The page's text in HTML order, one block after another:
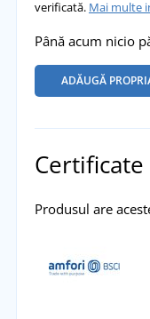
verificată. Mai multe
Până acum nicio
ADĂUGĂ
Certificate
Produsul are